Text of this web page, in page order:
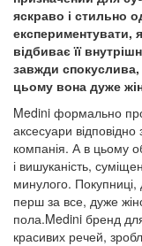
яскраво і стильно
експериментувати,
відбиває її
завжди спокуслива,
цьому вона дуже
Medini формально
аксесуари
компанія. А в цьому
і вишуканість,
минулого. Покупниці,
перш за все, дуже
пола.Medini бренд
красивих речей,